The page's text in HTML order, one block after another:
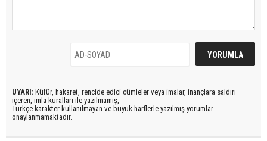
UYARI: Küfür, hakaret, rencide edici cümleler veya imalar, inançlara saldırı
içeren, imla kuralları ile yazılmamış,
Türkçe karakter kullanılmayan ve büyük harflerle yazılmış yorumlar
onaylanmamaktadır.